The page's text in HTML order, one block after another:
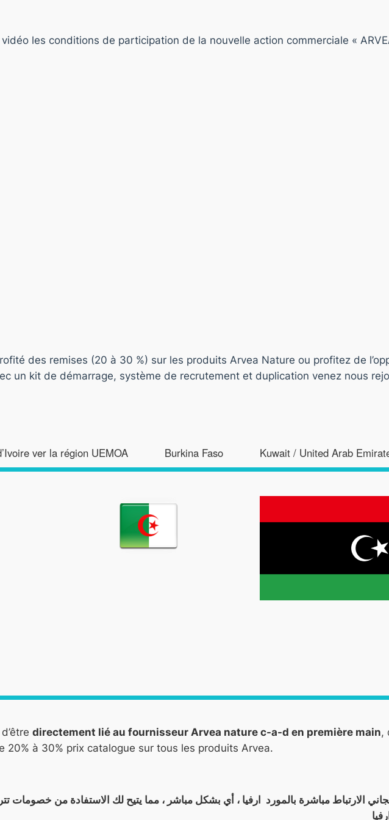
les conditions de participation de la nouvelle action commerciale «
des remises (20 à 30 %) sur les produits Arvea Nature ou profitez de
un kit de démarrage, système de recrutement et duplication venez nous
ver la région UEMOA Burkina Faso Kuwait / United Arab
directement lié au fournisseur Arvea nature c-a-d en première main,
20% à 30% prix catalogue sur tous les produits Arvea.